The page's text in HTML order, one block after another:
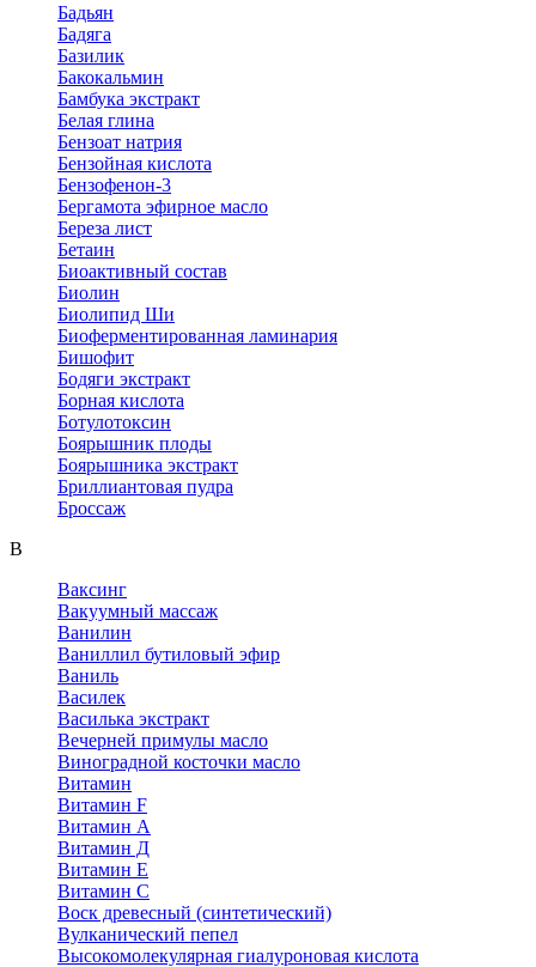
Бадьян
Бадяга
Базилик
Бакокальмин
Бамбука экстракт
Белая глина
Бензоат натрия
Бензойная кислота
Бензофенон-3
Бергамота эфирное масло
Береза лист
Бетаин
Биоактивный состав
Биолин
Биолипид Ши
Биоферментированная ламинария
Бишофит
Бодяги экстракт
Борная кислота
Ботулотоксин
Боярышник плоды
Боярышника экстракт
Бриллиантовая пудра
Броссаж
В
Ваксинг
Вакуумный массаж
Ванилин
Ваниллил бутиловый эфир
Ваниль
Василек
Василька экстракт
Вечерней примулы масло
Виноградной косточки масло
Витамин
Витамин F
Витамин А
Витамин Д
Витамин Е
Витамин С
Воск древесный (синтетический)
Вулканический пепел
Высокомолекулярная гиалуроновая кислота